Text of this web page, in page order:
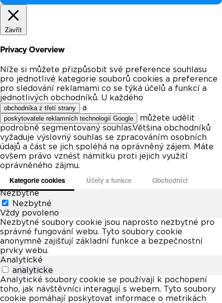
Zavřít
Privacy Overview
Níže si můžete přizpůsobit své preference souhlasu
pro jednotlivé kategorie souborů cookies a preference
pro sledování reklamami co se týká účelů a funkcí a
jednotlivých obchodníků. U každého
obchodníka z třetí strany a
poskytovatele reklamních technologií Google
můžete udělit
podrobně segmentovaný souhlas.Většina obchodníků
vyžaduje výslovný souhlas se zpracováním osobních
údajů a část se jich spoléhá na oprávněný zájem. Máte
ovšem právo vznést námitku proti jejich využití
oprávněného zájmu.
Kategorie cookies Účely a funkce Obchodníci
Nezbytné
Nezbytné
Vždy povoleno
Nezbytné soubory cookie jsou naprosto nezbytné pro
správné fungování webu. Tyto soubory cookie
anonymně zajišťují základní funkce a bezpečnostní
prvky webu.
Analytické
analyticke
Analytické soubory cookie se používají k pochopení
toho, jak návštěvníci interagují s webem. Tyto soubory
cookie pomáhají poskytovat informace o metrikách